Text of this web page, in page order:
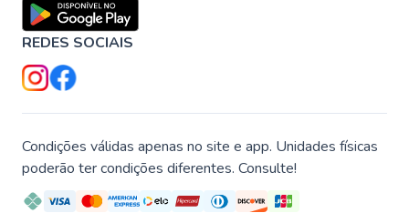
REDES SOCIAIS
Condições válidas apenas no site e app. Unidades físicas
poderão ter condições diferentes. Consulte!